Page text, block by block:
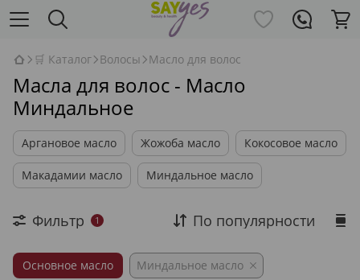
🛒 Каталог Волосы Масло для волос
Масла для волос - Масло
Миндальное
Аргановое масло Жожоба масло Кокосовое масло
Макадамии масло Миндальное масло
Фильтр 1 По популярности
Основное масло Миндальное масло